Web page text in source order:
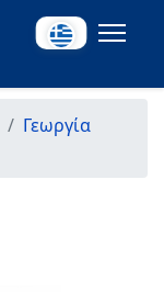
Γεωργία